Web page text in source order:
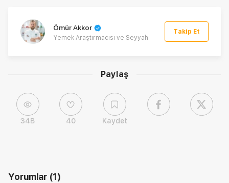
Paylaş
34B 40 Kaydet
Ömür Akkor
Yemek Araştırmacısı ve Seyyah
Takip Et
Yorumlar (1)